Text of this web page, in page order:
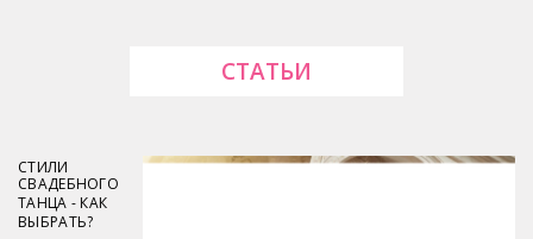
СТАТЬИ
СТИЛИ
СВАДЕБНОГО
ТАНЦА - КАК
ВЫБРАТЬ?